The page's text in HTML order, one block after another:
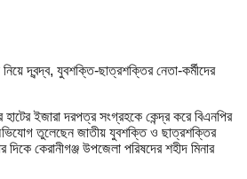
হাটের ইজারা দরপত্র সংগ্রহকে কেন্দ্র করে বিএনপির
অভিযোগ তুলেছেন জাতীয় যুবশক্তি ও ছাত্রশক্তির
দিকে কেরানীগঞ্জ উপজেলা পরিষদের শহীদ মিনার